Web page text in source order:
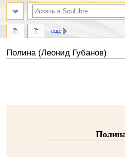
Полина (Леонид Губанов)
ещё